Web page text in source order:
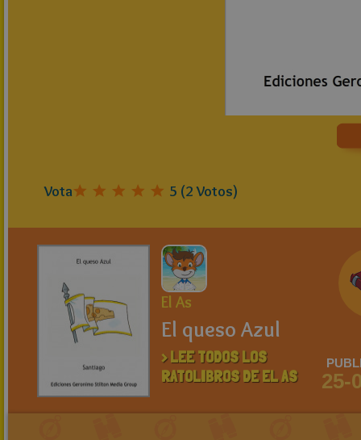
Vota 5 (2Votos)
El As
El queso Azul
> LEE TODOS LOS
RATOLIBROS DE EL AS
25-